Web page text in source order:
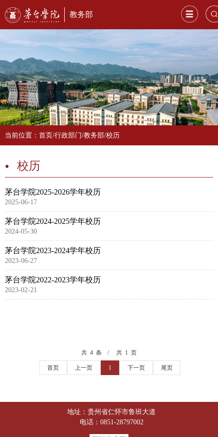
教务部
当前位置： 首页/行政部门/教务部/校历
校历
茅台学院2025-2026学年校历
2025-06-17
茅台学院2024-2025学年校历
2024-05-30
茅台学院2023-2024学年校历
2023-06-27
茅台学院2022-2023学年校历
2023-02-21
共 4 条
首页 上一页 1 下一页 尾页
共 1 页
地址：贵州省仁怀市鲁班大道
电话：0851-28797002